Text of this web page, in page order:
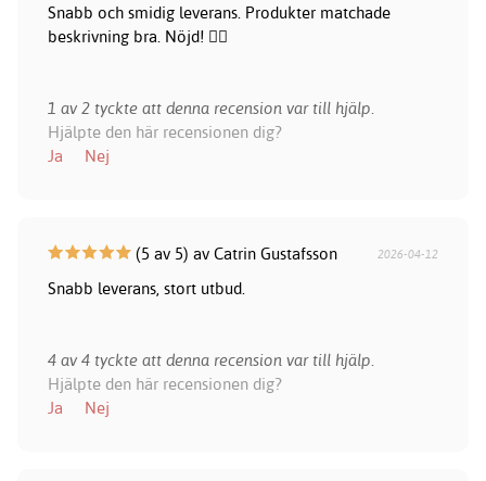
Snabb och smidig leverans. Produkter matchade
beskrivning bra. Nöjd! 👍🏻
1 av 2 tyckte att denna recension var till hjälp.
Hjälpte den här recensionen dig?
Ja
Nej
(5 av 5) av Catrin Gustafsson 2026-04-12
Snabb leverans, stort utbud.
4 av 4 tyckte att denna recension var till hjälp.
Hjälpte den här recensionen dig?
Ja
Nej